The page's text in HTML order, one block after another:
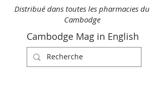
Distribué dans toutes les pharmacies du
Cambodge
Cambodge Mag in English